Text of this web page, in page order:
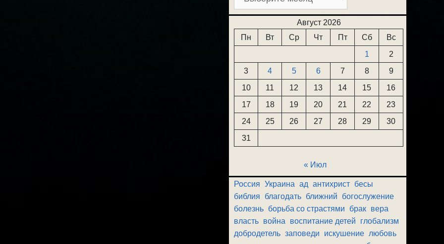
Август 2026
Пн
Вт Ср Чт Пт Сб
Вс
1
2
3
4 5 6 7 8
9
10
11 12 13 14 15
16
17
18 19 20 21 22
23
24
25 26 27 28 29
30
31
« Июл
Россия Украина ад антихрист бесы
библия
благодать ближний
богослужение
болезнь борьба со страстями брак вера
власть война воспитание детей
глобализм
добродетель заповеди искушение любовь